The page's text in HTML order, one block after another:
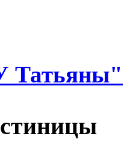
Татьяны"